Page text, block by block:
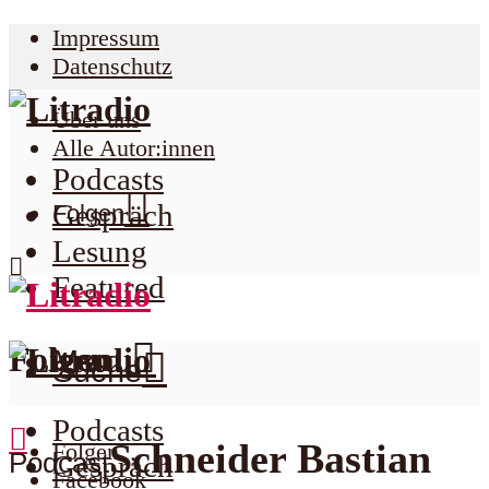
Impressum
Datenschutz
Über uns
Alle Autor:innen
Folgen
Folgen
Folgen
Facebook
Podcasts
Gespräch
Lesung
Featured
Menu
Suche
Podcasts
Gespräch
PodcastSchneider Bastian